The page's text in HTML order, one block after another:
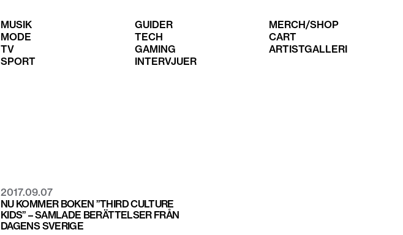
MUSIK
MODE
TV
SPORT
GUIDER
TECH
GAMING
INTERVJUER
MERCH/SHOP
CART
ARTISTGALLERI
2017.09.07
NU KOMMER BOKEN ”THIRD CULTURE
KIDS” – SAMLADE BERÄTTELSER FRÅN
DAGENS SVERIGE